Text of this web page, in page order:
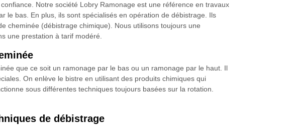
Notre société Lobry Ramonage est une référence en travaux
le bas. En plus, ils sont spécialisés en opération de débistrage. Ils
cheminée (débistrage chimique). Nous utilisons toujours une
une prestation à tarif modéré.
que ce soit un ramonage par le bas ou un ramonage par le haut. Il
On enlève le bistre en utilisant des produits chimiques qui
sous différentes techniques toujours basées sur la rotation.
de débistrage